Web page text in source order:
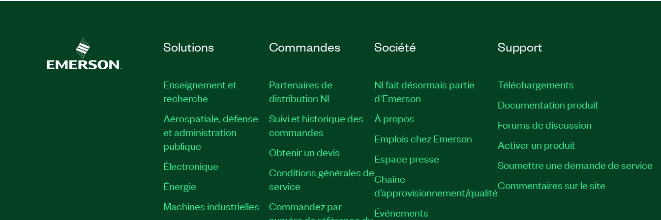
Solutions
Enseignement et
recherche
Aérospatiale, défense
et administration
publique
Électronique
Énergie​
Machines industrielles
Commandes
Partenaires de
distribution NI
Suivi et historique des
commandes
Obtenir un devis
Conditions générales de
service
Commandez par
Société
NI fait désormais partie
d'Emerson
À propos
Emplois chez Emerson
Espace presse
Chaîne
d’approvisionnement/qualité
Événements
Support
Téléchargements
Documentation produit
Forums de discussion
Activer un produit
Soumettre une demande de service
Commentaires sur le site